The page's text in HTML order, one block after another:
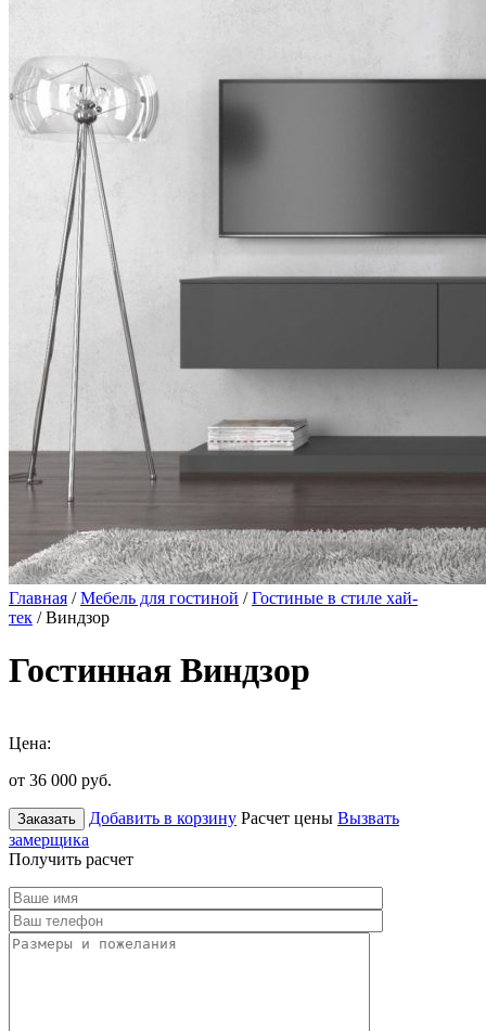
Главная /Мебель для гостиной /Гостиные в стиле хай-
тек / Виндзор
Гостинная Виндзор
Цена:
от 36 000 руб.
Заказать Добавить в корзину Расчет цены Вызвать
замерщика
Получить расчет